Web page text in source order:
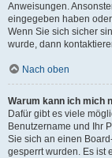
Anweisungen.
eingegeben haben
Wenn Sie sich sicher
wurde, dann
Nach oben
Warum kann ich mich
Dafür gibt es viele
Benutzername und Ihr
Sie sich an einen
gesperrt wurden. Es ist